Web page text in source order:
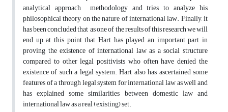
analytical approach methodology and tries to analyze his
philosophical theory on the nature of international law. Finally, it
has been concluded that as one of the results of this research we will
end up at this point that Hart has played an important part in
proving the existence of international law as a social structure
compared to other legal positivists who often have denied the
existence of such a legal system. Hart also has ascertained some
features of a through legal system for international law as well and
has explained some similarities between domestic law and
international law as a real (existing) set.